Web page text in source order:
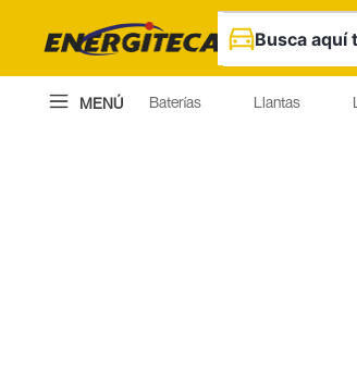
Busca aquí
MENÚ Baterías Llantas